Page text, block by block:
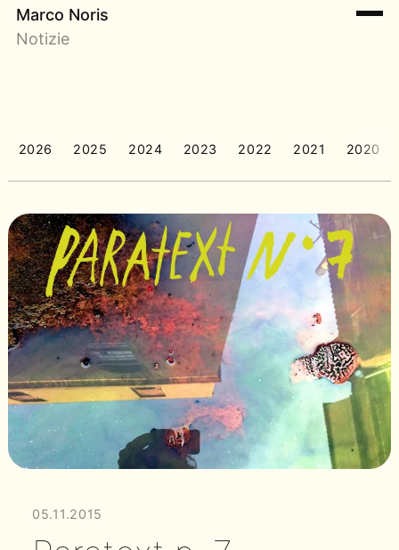
Marco Noris
Notizie
2026 2025 2024 2023 2022 2021 2020
05.11.2015